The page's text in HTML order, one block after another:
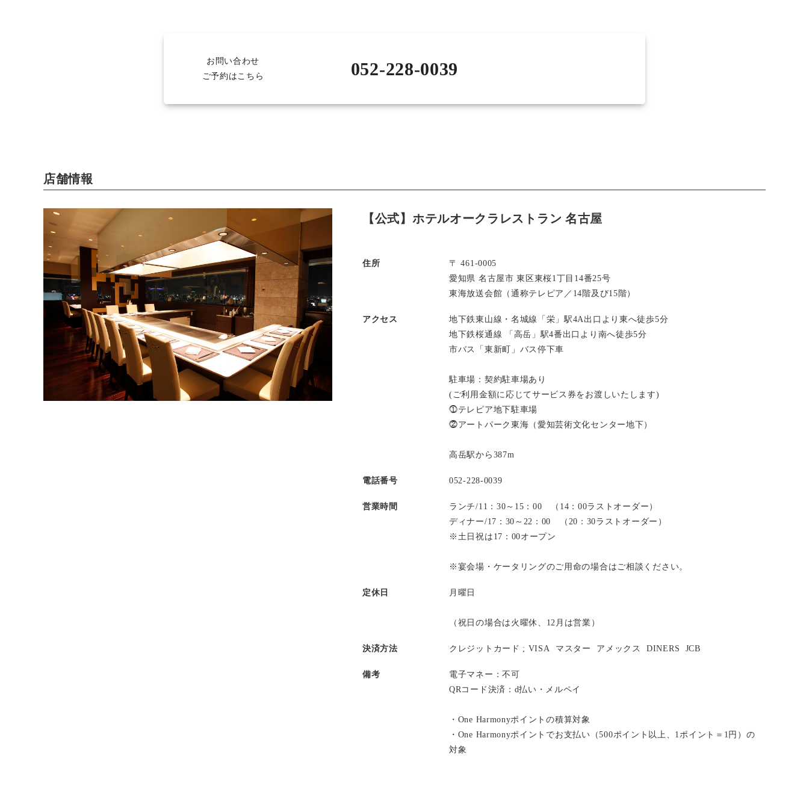
お問い合わせ
ご予約はこちら
052-228-0039
店舗情報
【公式】ホテルオークラレストラン 名古屋
住所
〒 461-0005
愛知県 名古屋市 東区東桜1丁目14番25号
東海放送会館（通称テレピア／14階及び15階）
アクセス
地下鉄東山線・名城線「栄」駅4A出口より東へ徒歩5分
地下鉄桜通線 「高岳」駅4番出口より南へ徒歩5分
市バス「東新町」バス停下車
駐車場：契約駐車場あり
(ご利用金額に応じてサービス券をお渡しいたします)
⓵テレピア地下駐車場
⓶アートパーク東海（愛知芸術文化センター地下）
高岳駅から387m
電話番号 052-228-0039
営業時間
ランチ/11：30～15：00 （14：00ラストオーダー）
ディナー/17：30～22：00 （20：30ラストオーダー）
※土日祝は17：00オープン
※宴会場・ケータリングのご用命の場合はご相談ください。
定休日 月曜日
（祝日の場合は火曜休、12月は営業）
決済方法 クレジットカード ; VISA マスター アメックス DINERS JCB
備考
電子マネー：不可
QRコード決済：d払い・メルペイ
・One Harmonyポイントの積算対象
・One Harmonyポイントでお支払い（500ポイント以上、1ポイント＝1円）の
対象